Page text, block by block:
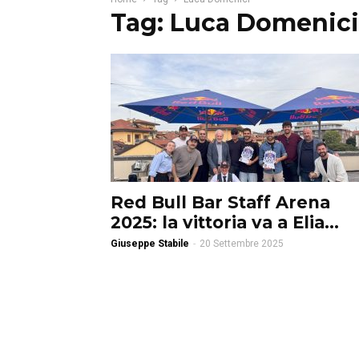
Tag: Luca Domenici
Red Bull Bar Staff Arena
2025: la vittoria va a Elia...
Giuseppe Stabile - 20 Settembre 2025